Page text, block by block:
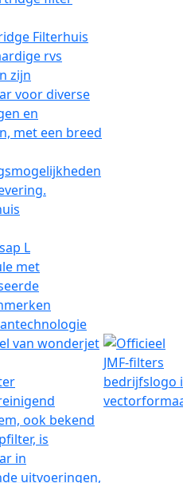
Filterhuis